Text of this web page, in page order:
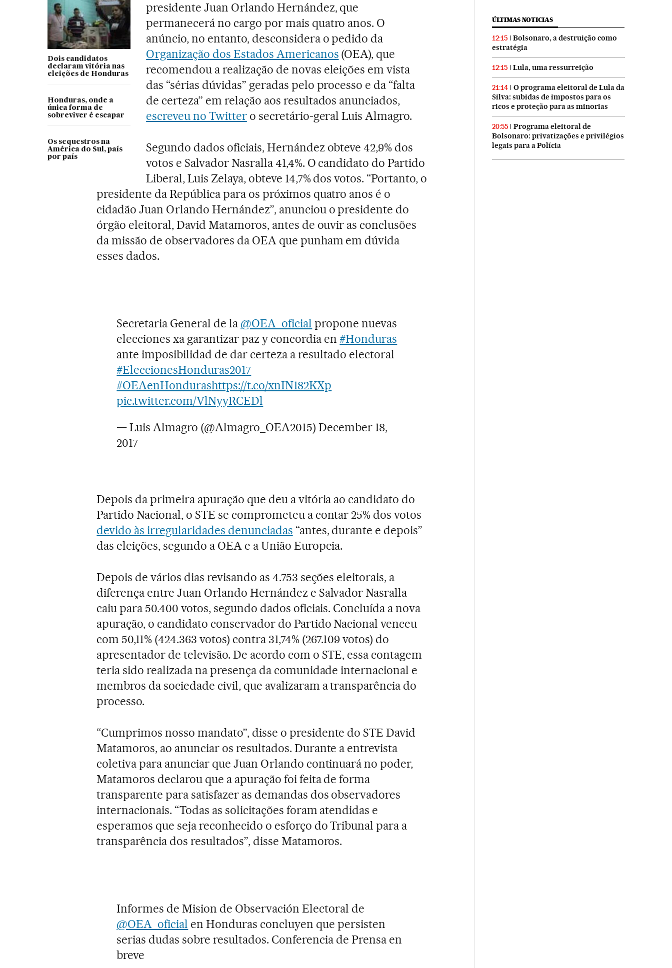
Dois candidatos
declaram vitória nas
eleições de Honduras
Honduras, onde a
única forma de
sobreviver é escapar
Os sequestros na
América do Sul, país
por país
presidente Juan Orlando Hernández, que
permanecerá no cargo por mais quatro anos. O
anúncio, no entanto, desconsidera o pedido da
Organização dos Estados Americanos (OEA), que
recomendou a realização de novas eleições em vista
das “sérias dúvidas” geradas pelo processo e da “falta
de certeza” em relação aos resultados anunciados,
escreveu no Twittero secretário-geral Luis Almagro.
Segundo dados oficiais, Hernández obteve 42,9% dos
votos e Salvador Nasralla 41,4%. O candidato do Partido
Liberal, Luis Zelaya, obteve 14,7% dos votos. “Portanto, o
presidente da República para os próximos quatro anos é o
cidadão Juan Orlando Hernández”, anunciou o presidente do
órgão eleitoral, David Matamoros, antes de ouvir as conclusões
da missão de observadores da OEA que punham em dúvida
esses dados.
Secretaria General de la @OEA_oficial propone nuevas
elecciones xa garantizar paz y concordia en #Honduras
ante imposibilidad de dar certeza a resultado electoral
#EleccionesHonduras2017
#OEAenHondurashttps://t.co/xnIN182KXp
pic.twitter.com/VlNyyRCEDl
— Luis Almagro (@Almagro_OEA2015)December 18,
2017
Depois da primeira apuração que deu a vitória ao candidato do
Partido Nacional, o STE se comprometeu a contar 25% dos votos
devido às irregularidades denunciadas “antes, durante e depois”
das eleições, segundo a OEA e a União Europeia.
Depois de vários dias revisando as 4.753 seções eleitorais, a
diferença entre Juan Orlando Hernández e Salvador Nasralla
caiu para 50.400 votos, segundo dados oficiais. Concluída a nova
apuração, o candidato conservador do Partido Nacional venceu
com 50,11% (424.363 votos) contra 31,74% (267.109 votos) do
apresentador de televisão. De acordo com o STE, essa contagem
teria sido realizada na presença da comunidade internacional e
membros da sociedade civil, que avalizaram a transparência do
processo.
“Cumprimos nosso mandato”, disse o presidente do STE David
Matamoros, ao anunciar os resultados. Durante a entrevista
coletiva para anunciar que Juan Orlando continuará no poder,
Matamoros declarou que a apuração foi feita de forma
transparente para satisfazer as demandas dos observadores
internacionais. “Todas as solicitações foram atendidas e
esperamos que seja reconhecido o esforço do Tribunal para a
transparência dos resultados”, disse Matamoros.
Informes de Mision de Observación Electoral de
@OEA_oficial en Honduras concluyen que persisten
serias dudas sobre resultados. Conferencia de Prensa en
breve
ÚLTIMAS NOTICIAS
12:15
Bolsonaro, a destruição como
estratégia
12:15 Lula, uma ressurreição
21:14
O programa eleitoral de Lula da
Silva: subidas de impostos para os
ricos e proteção para as minorias
20:55
Programa eleitoral de
Bolsonaro: privatizações e privilégios
legais para a Polícia